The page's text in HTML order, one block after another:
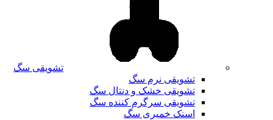
تشویقی سگ
تشویقی نرم سگ
تشویقی خشک و دنتال سگ
تشویقی سرگرم کننده سگ
اسنک خمیری سگ